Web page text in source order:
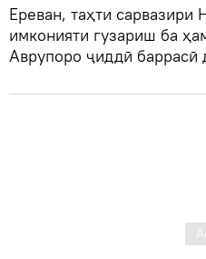
Ереван, таҳти
имконияти гузариш ба
Аврупоро ҷиддӣ баррасӣ